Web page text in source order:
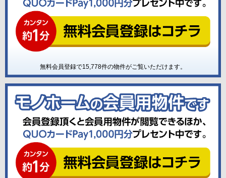
無料会員登録で15,778件の物件がご覧いただけます。